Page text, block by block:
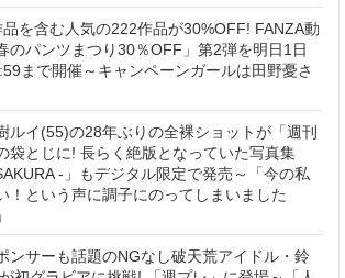
品を含む人気の222作品が30%OFF! FANZA動
のパンツまつり30％OFF」第2弾を明日1日
まで開催～キャンペーンガールは田野憂さ
ルイ(55)の28年ぶりの全裸ショットが「週刊
袋とじに! 長らく絶版となっていた写真集
-」もデジタル限定で発売～「今の私
！という声に調子にのってしまいました
ンサーも話題のNGなし破天荒アイドル・鈴